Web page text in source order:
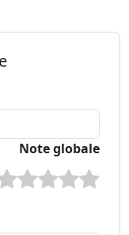
Note globale